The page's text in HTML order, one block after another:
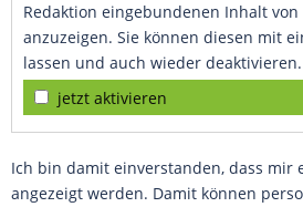
Redaktion eingebundenen Inhalt von
anzuzeigen. Sie können diesen mit
lassen und auch wieder deaktivieren.
jetzt aktivieren
Ich bin damit einverstanden, dass mir
angezeigt werden. Damit können